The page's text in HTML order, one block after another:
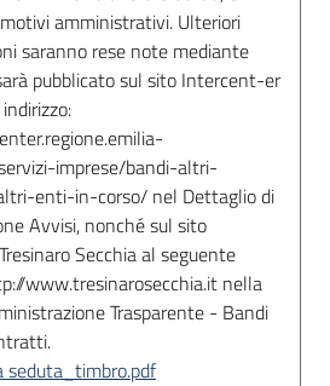
amministrativi. Ulteriori
saranno rese note mediante
pubblicato sul sito Intercent-er
imprese/bandi-altri-
enti-in-corso/ nel Dettaglio di
Avvisi, nonché sul sito
Secchia al seguente
www.tresinarosecchia.it nella
Trasparente - Bandi
seduta_timbro.pdf